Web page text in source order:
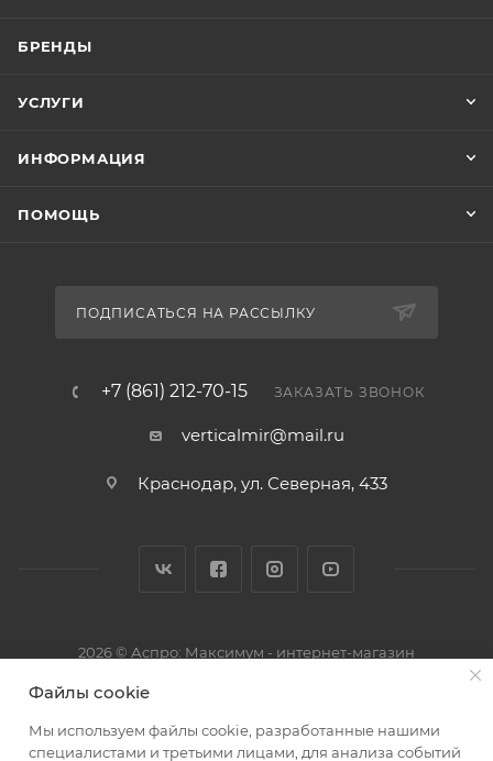
БРЕНДЫ
УСЛУГИ
ИНФОРМАЦИЯ
ПОМОЩЬ
ПОДПИСАТЬСЯ НА РАССЫЛКУ
+7 (861) 212-70-15 ЗАКАЗАТЬ ЗВОНОК
verticalmir@mail.ru
Краснодар, ул. Северная, 433
2026 © Аспро: Максимум - интернет-магазин
Файлы cookie
Мы используем файлы cookie, разработанные нашими
специалистами и третьими лицами, для анализа событий